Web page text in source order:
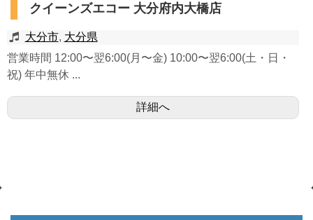
クイーンズエコー 大分府内大橋店
大分市, 大分県
営業時間 12:00〜翌6:00(月〜金) 10:00〜翌6:00(土・日・
祝) 年中無休 ...
詳細へ